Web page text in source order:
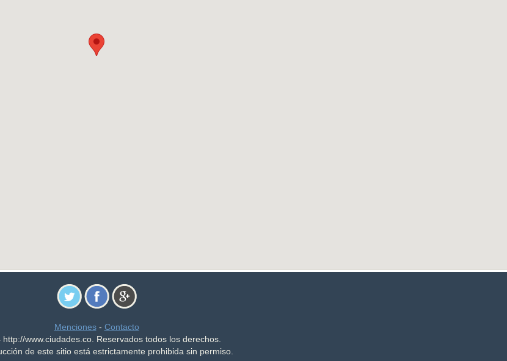
Menciones- Contacto
www.ciudades.co. Reservados todos los derechos.
de este sitio está estrictamente prohibida sin permiso.